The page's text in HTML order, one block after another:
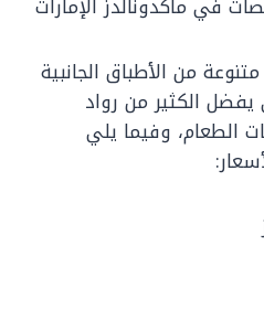
من الأطباق الجانبية
يفضل الكثير من رواد
الطعام، وفيما يلي